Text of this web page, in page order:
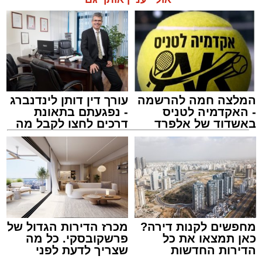
המלצה חמה להרשמה
- האקדמיה לטניס
באשדוד של אלפרד
קריאולנסקי - לילדים
עורך דין דותן לינדנברג
- נפגעתם בתאונת
דרכים לחצו לקבל מה
שמגיע לכם
מחפשים לקנות דירה?
כאן תמצאו את כל
הדירות החדשות
מכרז הדירות הגדול של
פרשקובסקי. כל מה
שצריך לדעת לפני